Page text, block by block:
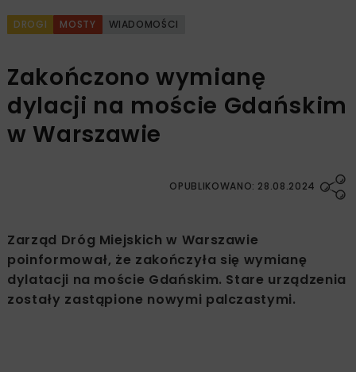
DROGI MOSTY WIADOMOŚCI
Zakończono wymianę
dylacji na moście Gdańskim
w Warszawie
OPUBLIKOWANO: 28.08.2024
Zarząd Dróg Miejskich w Warszawie
poinformował, że zakończyła się wymianę
dylatacji na moście Gdańskim. Stare urządzenia
zostały zastąpione nowymi palczastymi.